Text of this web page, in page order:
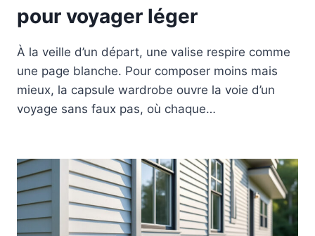
pour voyager léger
À la veille d’un départ, une valise respire comme
une page blanche. Pour composer moins mais
mieux, la capsule wardrobe ouvre la voie d’un
voyage sans faux pas, où chaque…